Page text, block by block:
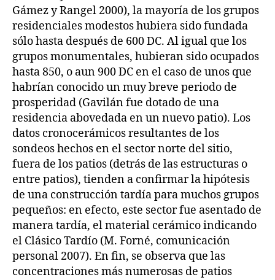
Gámez y Rangel 2000), la mayoría de los grupos
residenciales modestos hubiera sido fundada
sólo hasta después de 600 DC. Al igual que los
grupos monumentales, hubieran sido ocupados
hasta 850, o aun 900 DC en el caso de unos que
habrían conocido un muy breve periodo de
prosperidad (Gavilán fue dotado de una
residencia abovedada en un nuevo patio). Los
datos cronocerámicos resultantes de los
sondeos hechos en el sector norte del sitio,
fuera de los patios (detrás de las estructuras o
entre patios), tienden a confirmar la hipótesis
de una construcción tardía para muchos grupos
pequeños: en efecto, este sector fue asentado de
manera tardía, el material cerámico indicando
el Clásico Tardío (M. Forné, comunicación
personal 2007). En fin, se observa que las
concentraciones más numerosas de patios